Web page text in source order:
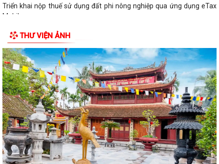
Thông báo về việc niêm yết công khai kết quả triển khai Nghị quyết
THÔNG BÁO CỦA TRẠM Y TẾ PHƯỜNG KINH MÔN Về việc lập danh
sách những phụ nữ sinh con thứ hai trước...
PHƯỜNG KINH MÔN TUYÊN TRUYỀN, HƯỚNG DẪN NGƯỜI DÂN
CHUYỂN ĐỔI THIẾT BỊ, SIM 4G/5G TRƯỚC KHI NGỪNG...
PHƯỜNG KINH MÔN TRIỂN KHAI KẾ HOẠCH THU THUẾ SỬ DỤNG ĐẤT
PHI NÔNG NGHIỆP NĂM 2026 VÀ PHÁT ĐỘNG ĐỢT...
Vòng chung kết Hội thi lực lượng tham gia bảo vệ an ninh trật tự ở cơ
sở giỏi toàn quốc sẽ diễn ra...
THƯ VIỆN ẢNH